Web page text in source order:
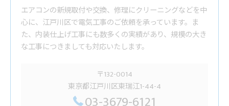
エアコンの新規取付や交換、修理にクリーニングなどを中
心に、江戸川区で電気工事のご依頼を承っています。ま
た、内装仕上げ工事にも数多くの実績があり、規模の大き
な工事につきましても対応いたします。
〒132-0014
東京都江戸川区東瑞江1-44-4